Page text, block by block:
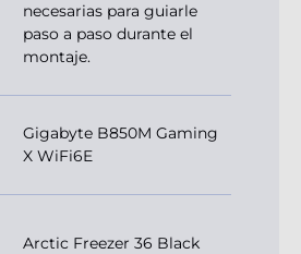
necesarias para guiarle
paso a paso durante el
montaje.
Gigabyte B850M Gaming
X WiFi6E
Arctic Freezer 36 Black